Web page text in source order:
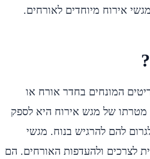
אירוח מיוחדים לאורחים.
המונחים בחדר אורח או
מטרתו של מגש אירוח היא לספק
להם להרגיש בנוח. מגשי
לצרכים ולהעדפות האורחים. הם